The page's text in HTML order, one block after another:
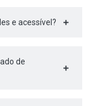
e acessível?
de